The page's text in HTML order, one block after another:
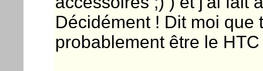
Décidément ! Dit moi
probablement être le